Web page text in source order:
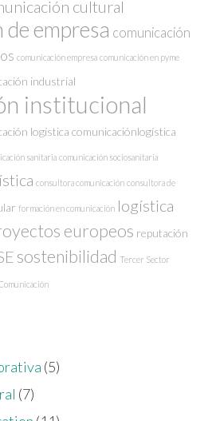
cultural
empresa comunicación
comunicación empresa comunicación en pyme
industrial
institucional
logística comunicaciónlogística
sanitaria comunicación sociosanitaria
consultora comunicación consultora de
formación en comunicación logística
europeos reputación
sostenibilidad Tercer Sector
(5)
(7)